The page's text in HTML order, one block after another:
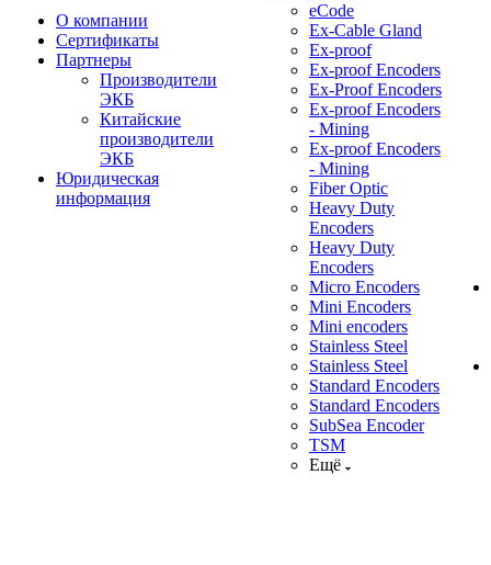
О компании
Сертификаты
Партнеры
Производители
ЭКБ
Китайские
производители
ЭКБ
Юридическая
информация
eCode
Ex-Cable Gland
Ex-proof
Ex-proof Encoders
Ex-Proof Encoders
Ex-proof Encoders
- Mining
Ex-proof Encoders
- Mining
Fiber Optic
Heavy Duty
Encoders
Heavy Duty
Encoders
Micro Encoders
Mini Encoders
Mini encoders
Stainless Steel
Stainless Steel
Standard Encoders
Standard Encoders
SubSea Encoder
TSM
Ещё